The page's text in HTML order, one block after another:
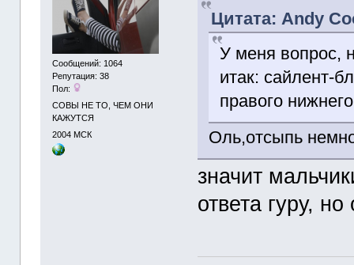
Сообщений: 1064
Репутация: 38
Пол:
СОВЫ НЕ ТО, ЧЕМ ОНИ
КАЖУТСЯ
2004 МСК
Цитата: Andy
У меня вопрос,
итак: сайлент-
правого
Оль,отсыпь
значит
ответа гуру,